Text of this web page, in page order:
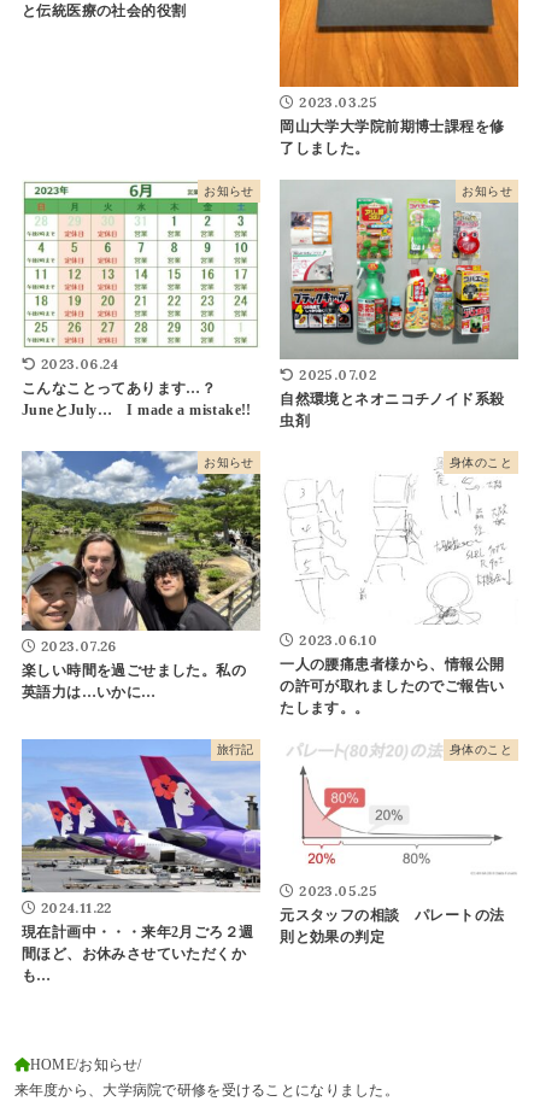
と伝統医療の社会的役割
2023.03.25
岡山大学大学院前期博士課程を修
了しました。
お知らせ
2023.06.24
こんなことってあります…？
JuneとJuly… I made a mistake!!
お知らせ
2025.07.02
自然環境とネオニコチノイド系殺
虫剤
お知らせ
2023.07.26
楽しい時間を過ごせました。私の
英語力は…いかに…
身体のこと
2023.06.10
一人の腰痛患者様から、情報公開
の許可が取れましたのでご報告い
たします。。
旅行記
2024.11.22
現在計画中・・・来年2月ごろ２週
間ほど、お休みさせていただくか
も…
身体のこと
2023.05.25
元スタッフの相談 パレートの法
則と効果の判定
HOME お知らせ
来年度から、大学病院で研修を受けることになりました。